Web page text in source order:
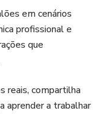
de decoração
universo da
em uma
e pensado
em cenários
profissional e
que
reais, compartilha
aprender a trabalhar